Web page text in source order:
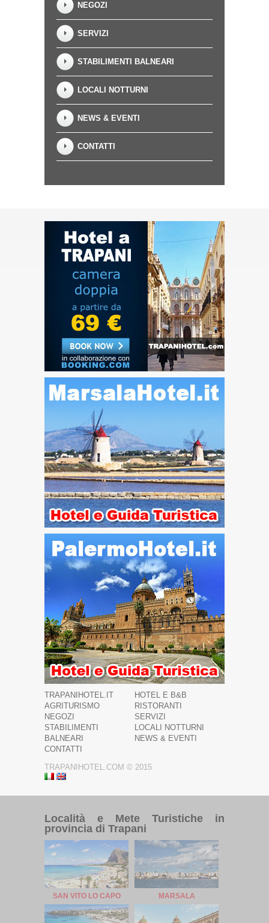
NEGOZI
SERVIZI
STABILIMENTI BALNEARI
LOCALI NOTTURNI
NEWS & EVENTI
CONTATTI
TRAPANIHOTEL.IT
HOTEL E B&B
AGRITURISMO
RISTORANTI
NEGOZI
SERVIZI
STABILIMENTI
BALNEARI
LOCALI NOTTURNI
NEWS & EVENTI
CONTATTI
TRAPANIHOTEL.COM © 2015
Località e Mete Turistiche in
provincia di Trapani
SAN VITO LO CAPO MARSALA